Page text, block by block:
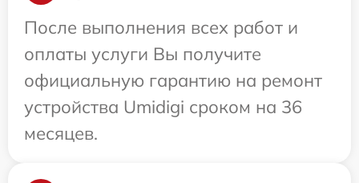
После выполнения всех работ и
оплаты услуги Вы получите
официальную гарантию на ремонт
устройства Umidigi сроком на 36
месяцев.